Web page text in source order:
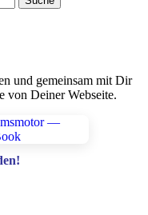
und gemeinsam mit Dir
von Deiner Webseite.